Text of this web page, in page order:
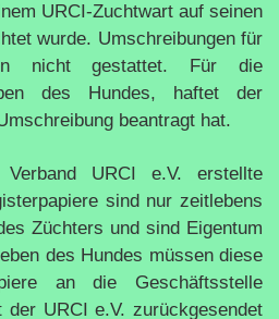
URCI-Zuchtwart auf seinen
wurde. Umschreibungen für
nicht gestattet. Für die
des Hundes, haftet der
beantragt hat.
URCI e.V. erstellte
sind nur zeitlebens
Züchters und sind Eigentum
des Hundes müssen diese
an die Geschäftsstelle
der URCI e.V. zurückgesendet